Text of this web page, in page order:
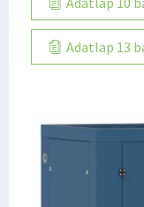
Adatlap 13